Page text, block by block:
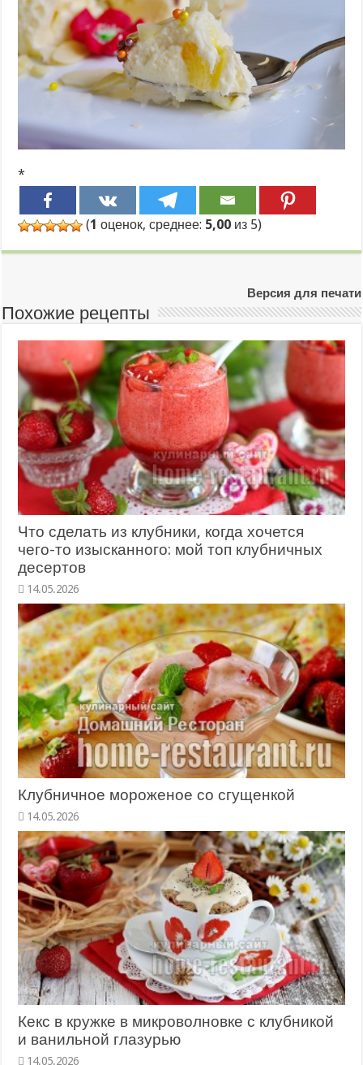
*
(1 оценок, среднее: 5,00 из 5)
Версия для печати
Похожие рецепты
Что сделать из клубники, когда хочется
чего-то изысканного: мой топ клубничных
десертов
14.05.2026
Клубничное мороженое со сгущенкой
14.05.2026
Кекс в кружке в микроволновке с клубникой
и ванильной глазурью
14.05.2026